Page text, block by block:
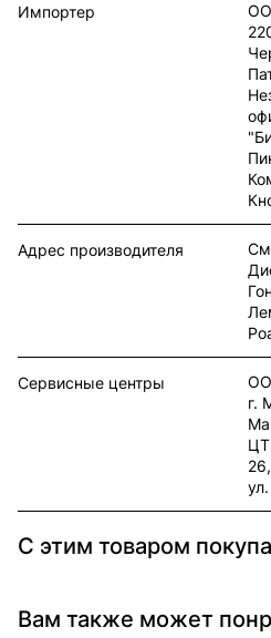
Импортер
Адрес производителя
Сервисные центры
г.
С этим товаром
Вам также может